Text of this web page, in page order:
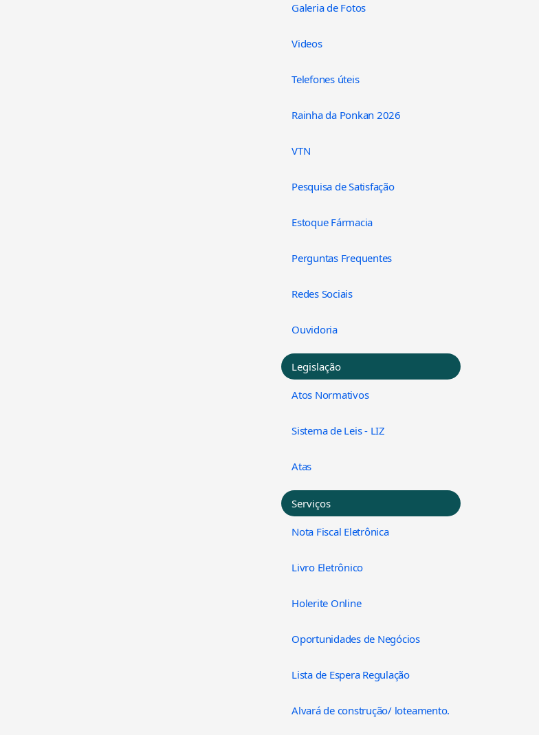
Galeria de Fotos
Videos
Telefones úteis
Rainha da Ponkan 2026
VTN
Pesquisa de Satisfação
Estoque Fármacia
Perguntas Frequentes
Redes Sociais
Ouvidoria
Legislação
Atos Normativos
Sistema de Leis - LIZ
Atas
Serviços
Nota Fiscal Eletrônica
Livro Eletrônico
Holerite Online
Oportunidades de Negócios
Lista de Espera Regulação
Alvará de construção/ loteamento.